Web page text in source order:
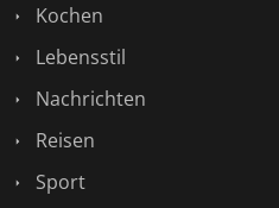
Kochen
Lebensstil
Nachrichten
Reisen
Sport